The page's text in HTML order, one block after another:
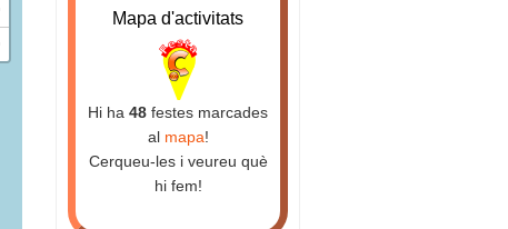
Mapa d'activitats
Hi ha 48 festes marcades
al mapa!
Cerqueu-les i veureu què
hi fem!